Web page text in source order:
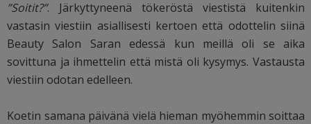
”Soitit?”. Järkyttyneenä tökeröstä viestistä kuitenkin
vastasin viestiin asiallisesti kertoen että odottelin siinä
Beauty Salon Saran edessä kun meillä oli se aika
sovittuna ja ihmettelin että mistä oli kysymys. Vastausta
viestiin odotan edelleen.
Koetin samana päivänä vielä hieman myöhemmin soittaa